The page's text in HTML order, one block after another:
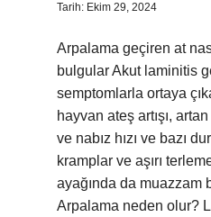
Tarih: Ekim 29, 2024
Arpalama geçiren at
bulgular Akut laminitis
semptomlarla ortaya
hayvan ateş artışı,
ve nabız hızı ve bazı
kramplar ve aşırı
ayağında da muazzam
Arpalama neden olur?